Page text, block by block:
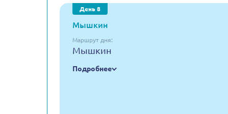
День 8
Мышкин
Маршрут дня:
Мышкин
Подробнее